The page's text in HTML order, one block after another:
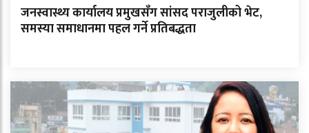
जनस्वास्थ्य कार्यालय प्रमुखसँग सांसद पराजुलीको भेट,
समस्या समाधानमा पहल गर्ने प्रतिबद्धता